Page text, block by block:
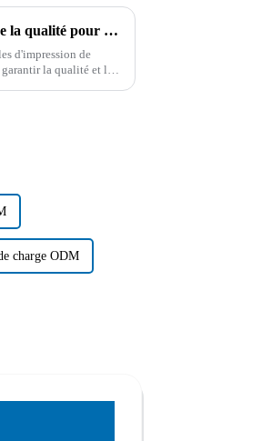
Boying Company a organisé une réunion de gestion de la qualité pour souligner les avantages de qualité des produits de câble
d'impression de
la qualité et le
charge ODM